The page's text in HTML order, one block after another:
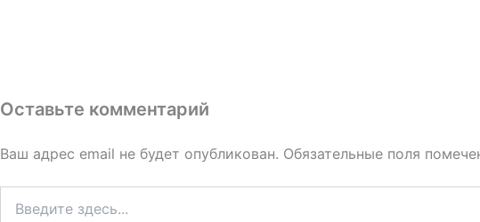
Оставьте комментарий
Ваш адрес email не будет опубликован. Обязательные поля
здесь...